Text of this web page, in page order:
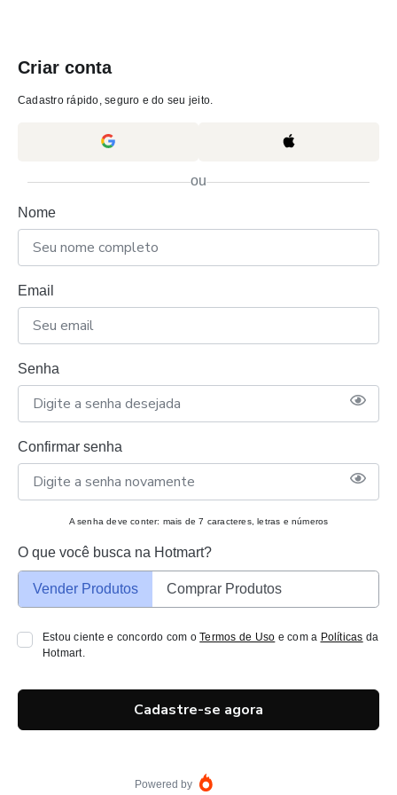
Criar conta
Cadastro rápido, seguro e do seu jeito.
ou
Nome
Email
Senha
Confirmar senha
A senha deve conter: mais de 7 caracteres, letras e números
O que você busca na Hotmart?
Vender Produtos Comprar Produtos
Estou ciente e concordo com oTermos de Uso e com a Políticas da
Hotmart.
Cadastre-se agora
Powered by